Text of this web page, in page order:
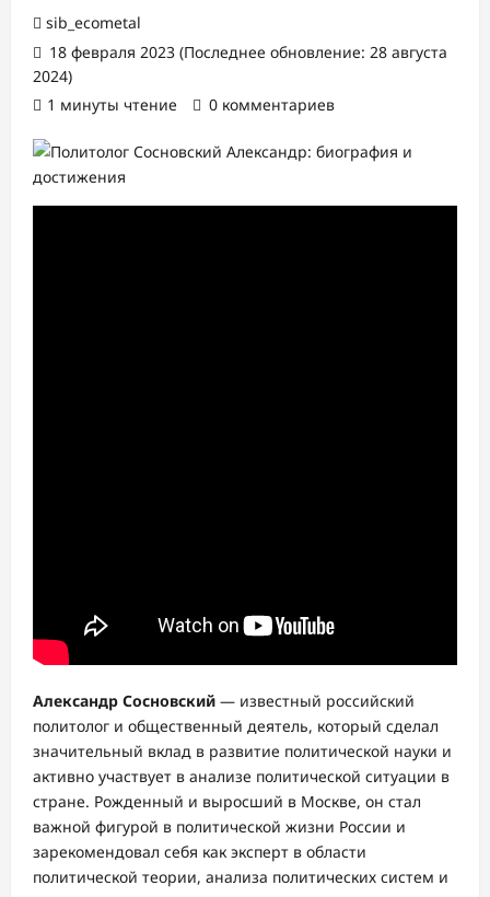
sib_ecometal
18 февраля 2023 (Последнее обновление: 28 августа
2024)
1 минуты чтение
0 комментариев
Александр Сосновский — известный российский
политолог и общественный деятель, который сделал
значительный вклад в развитие политической науки и
активно участвует в анализе политической ситуации в
стране. Рожденный и выросший в Москве, он стал
важной фигурой в политической жизни России и
зарекомендовал себя как эксперт в области
политической теории, анализа политических систем и